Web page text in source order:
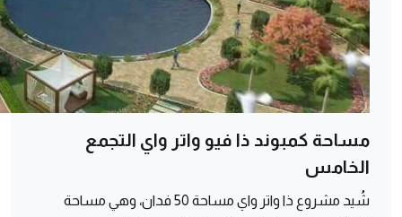
مساحة كمبوند ذا فيو واتر واي التجمع
الخامس
شُيد مشروع ذا واتر واي مساحة 50 فدان، وهي مساحة